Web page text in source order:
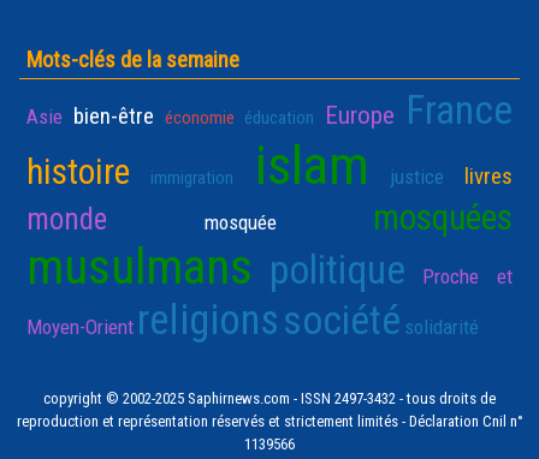
Mots-clés de la semaine
Asie bien-être économie éducation Europe France
histoire immigration islam justice livres
monde mosquée mosquées
musulmans politique Proche et
Moyen-Orient religionssociété solidarité
copyright © 2002-2025 Saphirnews.com - ISSN 2497-3432 - tous droits de
reproduction et représentation réservés et strictement limités - Déclaration Cnil n°
1139566